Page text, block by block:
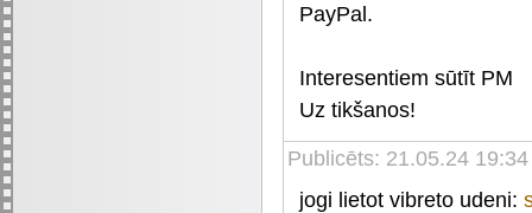
PayPal.
Interesentiem sūtīt PM
Uz tikšanos!
Publicēts: 21.05.24 19:34
jogi lietot vibreto udeni: